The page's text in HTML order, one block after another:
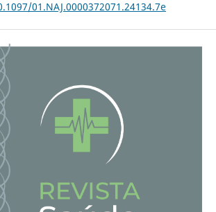
01.NAJ.0000372071.24134.7e